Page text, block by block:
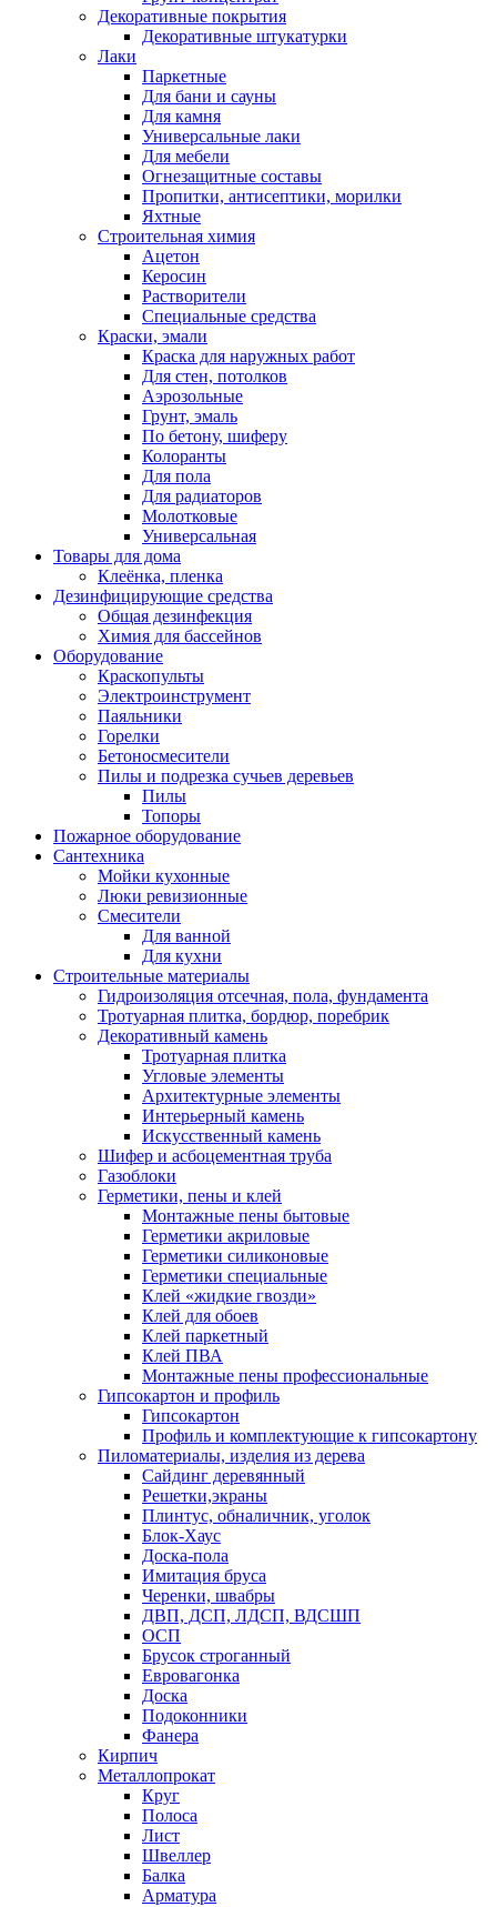
Декоративные покрытия
Декоративные штукатурки
Лаки
Паркетные
Для бани и сауны
Для камня
Универсальные лаки
Для мебели
Огнезащитные составы
Пропитки, антисептики, морилки
Яхтные
Строительная химия
Ацетон
Керосин
Растворители
Специальные средства
Краски, эмали
Краска для наружных работ
Для стен, потолков
Аэрозольные
Грунт, эмаль
По бетону, шиферу
Колоранты
Для пола
Для радиаторов
Молотковые
Универсальная
Товары для дома
Клеёнка, пленка
Дезинфицирующие средства
Общая дезинфекция
Химия для бассейнов
Оборудование
Краскопульты
Электроинструмент
Паяльники
Горелки
Бетоносмесители
Пилы и подрезка сучьев деревьев
Пилы
Топоры
Пожарное оборудование
Сантехника
Мойки кухонные
Люки ревизионные
Смесители
Для ванной
Для кухни
Строительные материалы
Гидроизоляция отсечная, пола, фундамента
Тротуарная плитка, бордюр, поребрик
Декоративный камень
Тротуарная плитка
Угловые элементы
Архитектурные элементы
Интерьерный камень
Искусственный камень
Шифер и асбоцементная труба
Газоблоки
Герметики, пены и клей
Монтажные пены бытовые
Герметики акриловые
Герметики силиконовые
Герметики специальные
Клей «жидкие гвозди»
Клей для обоев
Клей паркетный
Клей ПВА
Монтажные пены профессиональные
Гипсокартон и профиль
Гипсокартон
Профиль и комплектующие к гипсокартону
Пиломатериалы, изделия из дерева
Сайдинг деревянный
Решетки,экраны
Плинтус, обналичник, уголок
Блок-Хаус
Доска-пола
Имитация бруса
Черенки, швабры
ДВП, ДСП, ЛДСП, ВДСШП
ОСП
Брусок строганный
Евровагонка
Доска
Подоконники
Фанера
Кирпич
Металлопрокат
Круг
Полоса
Лист
Швеллер
Балка
Арматура